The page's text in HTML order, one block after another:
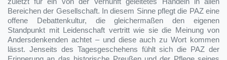
Bereichen der Gesellschaft. In diesem Sinne pflegt die PAZ eine
offene Debattenkultur, die gleichermaßen den eigenen
Standpunkt mit Leidenschaft vertritt wie sie die Meinung von
Andersdenkenden achtet – und diese auch zu Wort kommen
lässt. Jenseits des Tagesgeschehens fühlt sich die PAZ der